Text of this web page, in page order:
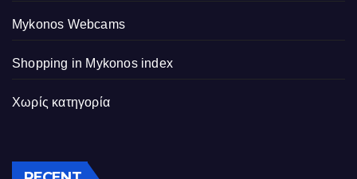
Mykonos Webcams
Shopping in Mykonos index
Χωρίς κατηγορία